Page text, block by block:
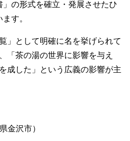
」の形式を確立・発展させたひ
す。
」として明確に名を挙げられて
「茶の湯の世界に影響を与え
成した」という広義の影響が主
金沢市）